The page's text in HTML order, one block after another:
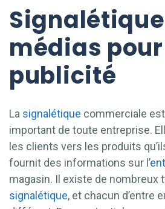
médias
publicité
La signalétique commerciale
important de toute entreprise.
les clients vers les produits
fournit des informations sur l’
magasin. Il existe de nombreux
signalétique, et chacun d’entre